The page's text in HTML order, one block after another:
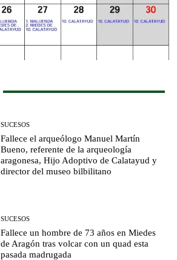
SUCESOS
Fallece el arqueólogo Manuel Martín
Bueno, referente de la arqueología
aragonesa, Hijo Adoptivo de Calatayud y
director del museo bilbilitano
SUCESOS
Fallece un hombre de 73 años en Miedes
de Aragón tras volcar con un quad esta
pasada madrugada